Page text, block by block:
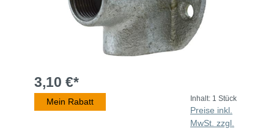
3,10 €*
Mein Rabatt Inhalt: 1 Stück
Preise inkl.
MwSt. zzgl.